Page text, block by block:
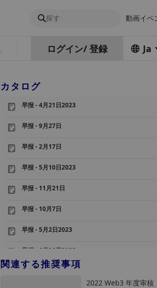
探す 動画イベ
$0.76762686 $454.62
4%
ログイン/ 登録 Ja
カタログ
早报 - 4月21日2023
早报 - 9月27日
早报 - 2月17日
早报 - 5月10日2023
早报 - 11月21日
早报 - 10月7日
早报 - 5月2日2023
早报 - 6月26日2023
早报 - 1月6日
関連する推奨事項
2022 Web3 年度审核